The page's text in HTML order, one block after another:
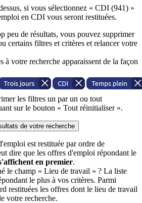
si vous sélectionnez « CDI (941) »
en CDI vous seront restituées.
peu de résultats, vous pouvez supprimer
certains filtres et critères et relancer votre
à votre recherche apparaissent de la façon
les filtres un par un ou tout
sur le bouton « Tout réinitialiser ».
de votre recherche
est restituée par ordre de
dire que les offres d'emploi répondant le
en premier.
le champ « Lieu de travail » ? La liste
le plus à vos critères. Parmi
restituées les offres dont le lieu de travail
votre recherche.